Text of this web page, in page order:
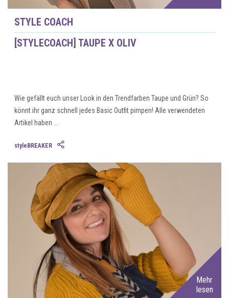
STYLE COACH
[STYLECOACH] TAUPE X OLIV
Wie gefällt euch unser Look in den Trendfarben Taupe und Grün? So
könnt ihr ganz schnell jedes Basic Outfit pimpen! Alle verwendeten
Artikel haben ...
styleBREAKER
Mehr
lesen